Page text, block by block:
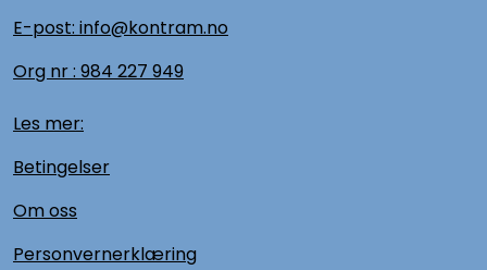
E-post: info@kontram.no
Org nr : 984 227 949
Les mer:
Betingelser
Om oss
Personvernerklæring